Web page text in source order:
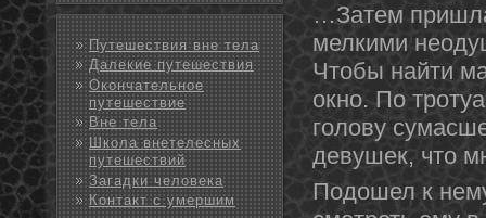
Путешествия вне тела
Далекие путешествия
Окончательное
путешествие
Вне тела
Школа внетелесных
путешествий
Загадки человека
Контакт с умершим
…Затем
мелкими
Чтобы найти
окно. По
голову
девушек, что
Подοшел к